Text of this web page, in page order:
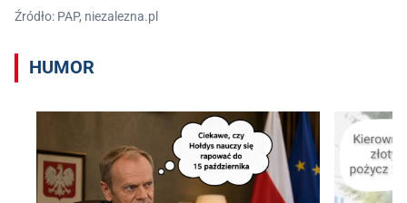
Źródło: PAP, niezalezna.pl
HUMOR